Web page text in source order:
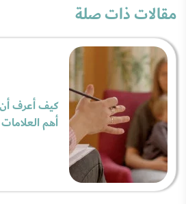
مقالات ذات صلة
كيف أعرف
أهم العلامات